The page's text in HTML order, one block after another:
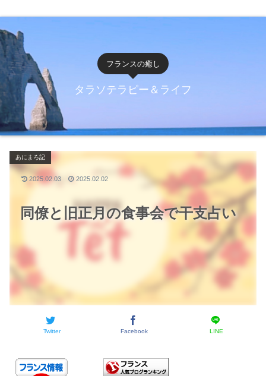
フランスの癒し
タラソテラピー＆ライフ
同僚と旧正月の食事会で干支占い
あにまろ記
Twitter Facebook LINE
2025.02.03 2025.02.02